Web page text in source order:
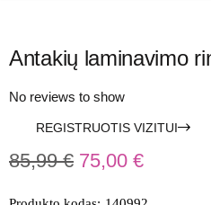
Antakių laminavimo
No reviews to show
REGISTRUOTIS VIZITUI
85,99€ 75,00 €